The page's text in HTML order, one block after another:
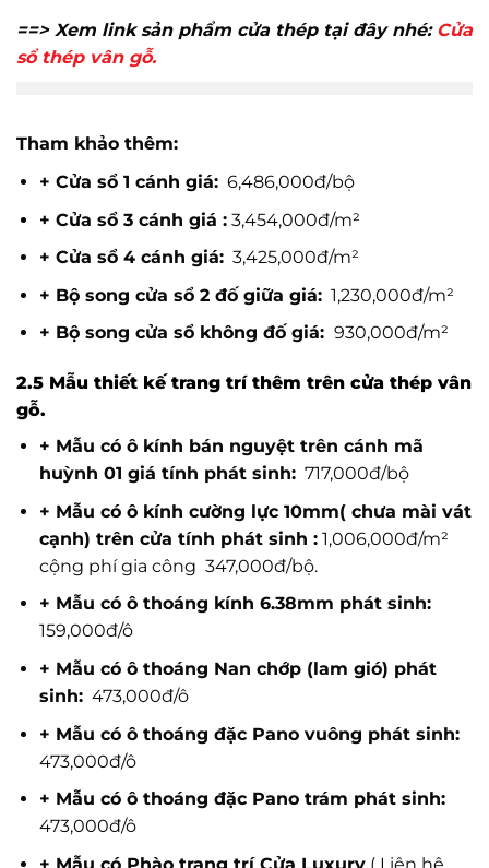
==> Xem link sản phẩm cửa thép tại đây nhé: Cửa
sổ thép vân gỗ.
Tham khảo thêm:
+ Cửa sổ 1 cánh giá:6,486,000đ/bộ
+ Cửa sổ 3 cánh giá :3,454,000đ/m²
+ Cửa sổ 4 cánh giá:3,425,000đ/m²
+ Bộ song cửa sổ 2 đố giữa giá:1,230,000đ/m²
+ Bộ song cửa sổ không đố giá: 930,000đ/m²
2.5 Mẫu thiết kế trang trí thêm trên cửa thép vân
gỗ.
+ Mẫu có ô kính bán nguyệt trên cánh mã
huỳnh 01 giá tính phát sinh:717,000đ/bộ
+ Mẫu có ô kính cường lực 10mm( chưa mài vát
cạnh) trên cửa tính phát sinh :1,006,000đ/m²
cộng phí gia công 347,000đ/bộ.
+ Mẫu có ô thoáng kính 6.38mm phát sinh:
159,000đ/ô
+ Mẫu có ô thoáng Nan chớp (lam gió) phát
sinh:473,000đ/ô
+ Mẫu có ô thoáng đặc Pano vuông phát sinh:
473,000đ/ô
+ Mẫu có ô thoáng đặc Pano trám phát sinh:
473,000đ/ô